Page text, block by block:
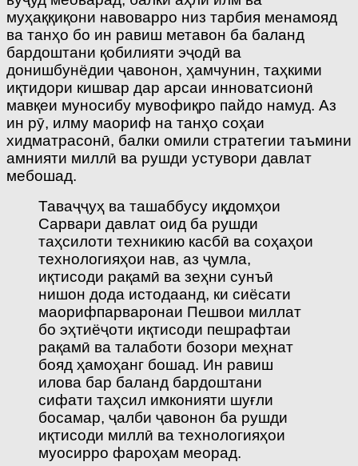
муҳаққиқони навоварро низ тарбия менамояд
ва танҳо бо ин равиш метавон ба баланд
бардоштани қобилияти эҷодӣ ва
донишбунёдии ҷавонон, ҳамчунин, таҳкими
иқтидори кишвар дар арсаи инноватсионӣ
мавқеи муносибу мувофиқро пайдо намуд. Аз
ин рӯ, илму маориф на танҳо соҳаи
хидматрасонӣ, балки омили стратегии таъмини
амнияти миллӣ ва рушди устувори давлат
мебошад.
Таваҷҷуҳ ва ташаббусу иқдомҳои
Сарвари давлат оид ба рушди
таҳсилоти техникию касбӣ ва соҳаҳои
технологияҳои нав, аз ҷумла,
иқтисоди рақамӣ ва зеҳни сунъӣ
нишон дода истодаанд, ки сиёсати
маорифпарваронаи Пешвои миллат
бо эҳтиёҷоти иқтисоди пешрафтаи
рақамӣ ва талаботи бозори меҳнат
бояд ҳамоҳанг бошад. Ин равиш
илова бар баланд бардоштани
сифати таҳсил имконияти шуғли
босамар, ҷалби ҷавонон ба рушди
иқтисоди миллӣ ва технологияҳои
муосирро фароҳам меорад.